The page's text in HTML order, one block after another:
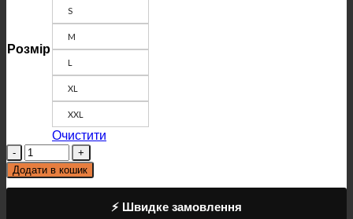
Розмір
S
M
L
XL
XXL
Очистити
Кількість
Додати в кошик
⚡ Швидке замовлення